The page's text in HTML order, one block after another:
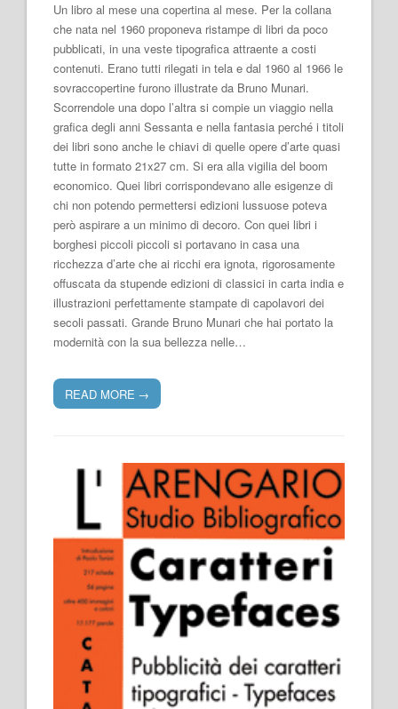
Un libro al mese una copertina al mese. Per la collana
che nata nel 1960 proponeva ristampe di libri da poco
pubblicati, in una veste tipografica attraente a costi
contenuti. Erano tutti rilegati in tela e dal 1960 al 1966 le
sovraccopertine furono illustrate da Bruno Munari.
Scorrendole una dopo l’altra si compie un viaggio nella
grafica degli anni Sessanta e nella fantasia perché i titoli
dei libri sono anche le chiavi di quelle opere d’arte quasi
tutte in formato 21x27 cm. Si era alla vigilia del boom
economico. Quei libri corrispondevano alle esigenze di
chi non potendo permettersi edizioni lussuose poteva
però aspirare a un minimo di decoro. Con quei libri i
borghesi piccoli piccoli si portavano in casa una
ricchezza d’arte che ai ricchi era ignota, rigorosamente
offuscata da stupende edizioni di classici in carta india e
illustrazioni perfettamente stampate di capolavori dei
secoli passati. Grande Bruno Munari che hai portato la
modernità con la sua bellezza nelle…
READ MORE →